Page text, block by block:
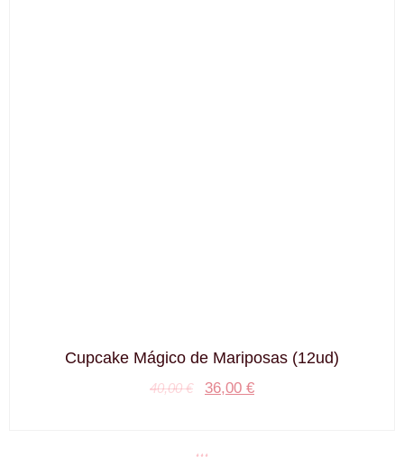
Cupcake Mágico de Mariposas (12ud)
40,00€ 36,00 €